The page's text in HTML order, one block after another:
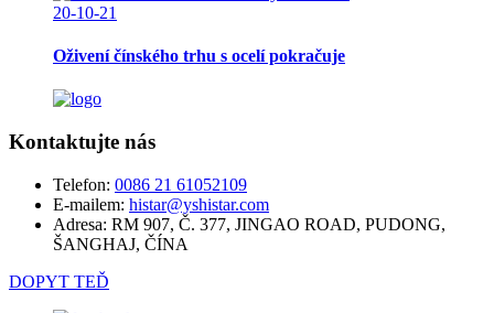
20-10-21
Oživení čínského trhu s ocelí pokračuje
Kontaktujte nás
Telefon: 0086 21 61052109
E-mailem: histar@yshistar.com
Adresa: RM 907, Č. 377, JINGAO ROAD, PUDONG,
ŠANGHAJ, ČÍNA
DOPYT TEĎ